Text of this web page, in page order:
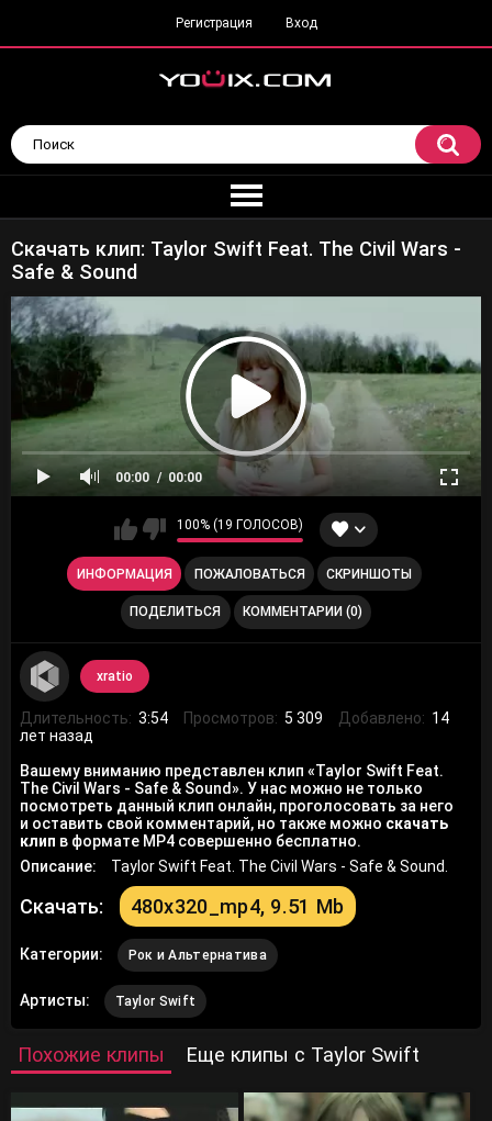
Регистрация Вход
Скачать клип: Taylor Swift Feat. The Civil Wars -
Safe & Sound
00:00 00:00
100% (19 ГОЛОСОВ)
ИНФОРМАЦИЯ ПОЖАЛОВАТЬСЯ СКРИНШОТЫ
ПОДЕЛИТЬСЯ КОММЕНТАРИИ (0)
xratio
Длительность: 3:54 Просмотров: 5 309 Добавлено: 14
лет назад
Вашему вниманию представлен клип «Taylor Swift Feat.
The Civil Wars - Safe & Sound». У нас можно не только
посмотреть данный клип онлайн, проголосовать за него
и оставить свой комментарий, но также можно скачать
клип в формате MP4 совершенно бесплатно.
Описание:
Taylor Swift Feat. The Civil Wars - Safe & Sound.
Скачать: 480x320_mp4, 9.51 Mb
Категории: Рок и Альтернатива
Артисты: Taylor Swift
Похожие клипы Еще клипы с Taylor Swift